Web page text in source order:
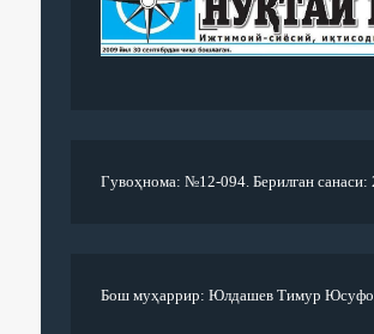
Гувоҳнома: №12-094. Берилган санаси:
Бош муҳаррир: Юлдашев Тимур